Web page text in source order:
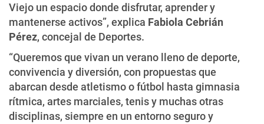
Viejo un espacio donde disfrutar, aprender y
mantenerse activos”, explica Fabiola Cebrián
Pérez, concejal de Deportes.
“Queremos que vivan un verano lleno de deporte,
convivencia y diversión, con propuestas que
abarcan desde atletismo o fútbol hasta gimnasia
rítmica, artes marciales, tenis y muchas otras
disciplinas, siempre en un entorno seguro y